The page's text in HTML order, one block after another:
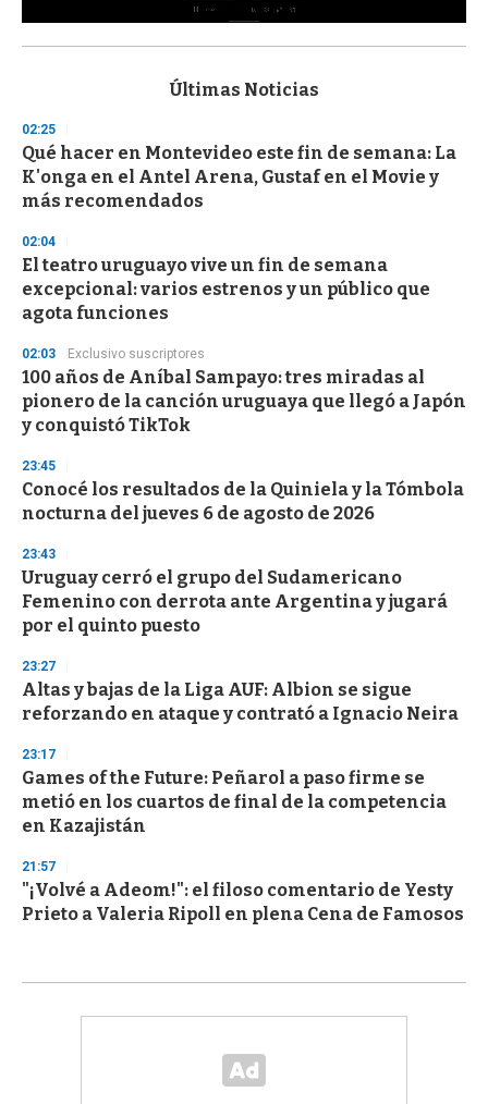
s
d
s
o
f
3
s
e
c
o
n
Últimas Noticias
02:25
Qué hacer en Montevideo este fin de semana: La
K'onga en el Antel Arena, Gustaf en el Movie y
más recomendados
02:04
El teatro uruguayo vive un fin de semana
excepcional: varios estrenos y un público que
agota funciones
02:03 Exclusivo suscriptores
100 años de Aníbal Sampayo: tres miradas al
pionero de la canción uruguaya que llegó a Japón
y conquistó TikTok
23:45
Conocé los resultados de la Quiniela y la Tómbola
nocturna del jueves 6 de agosto de 2026
23:43
Uruguay cerró el grupo del Sudamericano
Femenino con derrota ante Argentina y jugará
por el quinto puesto
23:27
Altas y bajas de la Liga AUF: Albion se sigue
reforzando en ataque y contrató a Ignacio Neira
23:17
Games of the Future: Peñarol a paso firme se
metió en los cuartos de final de la competencia
en Kazajistán
21:57
"¡Volvé a Adeom!": el filoso comentario de Yesty
Prieto a Valeria Ripoll en plena Cena de Famosos